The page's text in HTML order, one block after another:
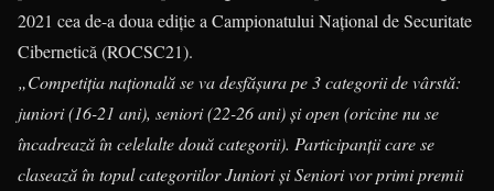
2021 cea de-a doua ediţie a Campionatului Naţional de Securitate
Cibernetică (ROCSC21).
„Competiţia naţională se va desfăşura pe 3 categorii de vârstă:
juniori (16-21 ani), seniori (22-26 ani) şi open (oricine nu se
încadrează în celelalte două categorii). Participanţii care se
clasează în topul categoriilor Juniori şi Seniori vor primi premii